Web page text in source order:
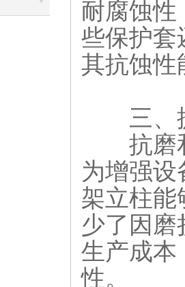
耐腐蚀性
些保护套
其抗蚀性
三、提
抗磨和
为增强
架立柱能
少了因
生产成本
性。